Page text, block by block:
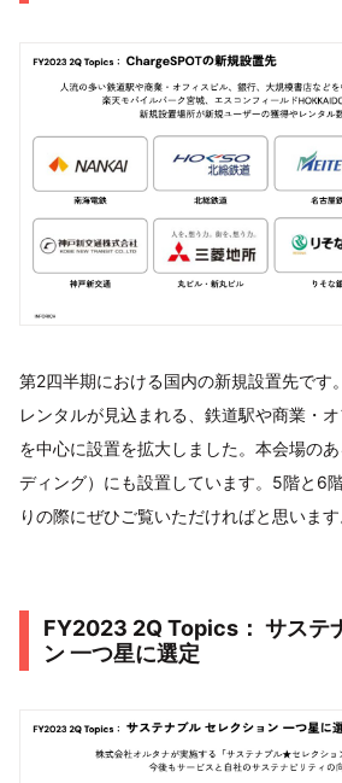
第2四半期における国内の新規設置先です
レンタルが見込まれる、鉄道駅や商業・
を中心に設置を拡大しました。本会場の
ディング）にも設置しています。5階と6
りの際にぜひご覧いただければと思います
FY2023 2Q Topics： サステ
ン 一つ星に選定